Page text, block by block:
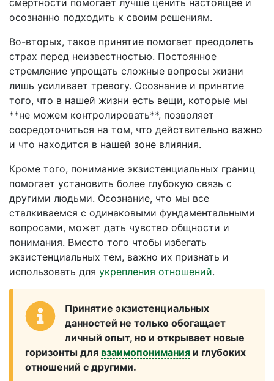
смертности помогает лучше ценить настоящее и
осознанно подходить к своим решениям.
Во-вторых, такое принятие помогает преодолеть
страх перед неизвестностью. Постоянное
стремление упрощать сложные вопросы жизни
лишь усиливает тревогу. Осознание и принятие
того, что в нашей жизни есть вещи, которые мы
**не можем контролировать**, позволяет
сосредоточиться на том, что действительно важно
и что находится в нашей зоне влияния.
Кроме того, понимание экзистенциальных границ
помогает установить более глубокую связь с
другими людьми. Осознание, что мы все
сталкиваемся с одинаковыми фундаментальными
вопросами, может дать чувство общности и
понимания. Вместо того чтобы избегать
экзистенциальных тем, важно их признать и
использовать для укрепления отношений.
Принятие экзистенциальных
данностей не только обогащает
личный опыт, но и открывает новые
горизонты для взаимопонимания и глубоких
отношений с другими.